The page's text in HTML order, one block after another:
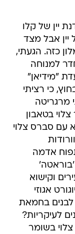
סדנת יין של קלו
יין אבל מצד
כזה. הגעתי,
למנוחה
"מידיאן"
כי רציתי
מרגריטה
בטאבון
עם סברס צלוי
אדמה
'בוראטה'
וקישוא
אגוזי
לבנים בחמאת
לעיקריות?
בשומר